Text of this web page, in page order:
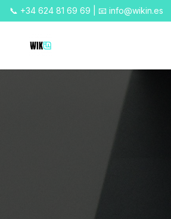
📞 +34 624 81 69 69 | 📧 info@wikin.es